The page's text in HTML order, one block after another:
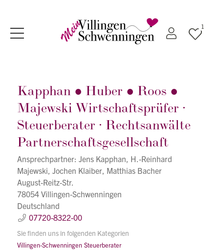
1
Kapphan ● Huber ● Roos ●
Majewski Wirtschaftsprüfer ∙
Steuerberater ∙ Rechtsanwälte
Partnerschaftsgesellschaft
Ansprechpartner: Jens Kapphan, H.-Reinhard
Majewski, Jochen Klaiber, Matthias Bacher
August-Reitz-Str.
78054 Villingen-Schwenningen
Deutschland
07720-8322-00
Sie finden uns in folgenden Kategorien
Villingen-Schwenningen Steuerberater